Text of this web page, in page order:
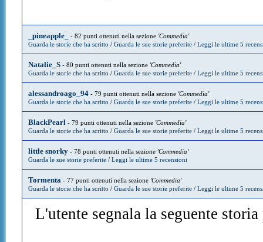
_pineapple_ - 82 punti ottenuti nella sezione 'Commedia'
Guarda le storie che ha scritto / Guarda le sue storie preferite/ Leggi le ultime 5
Natalie_S- 80 punti ottenuti nella sezione 'Commedia'
Guarda le storie che ha scritto / Guarda le sue storie preferite/ Leggi le ultime 5
alessandroago_94- 79 punti ottenuti nella sezione 'Commedia'
Guarda le storie che ha scritto / Guarda le sue storie preferite/ Leggi le ultime 5
BlackPearl - 79 punti ottenuti nella sezione 'Commedia'
Guarda le storie che ha scritto / Guarda le sue storie preferite/ Leggi le ultime 5
little snorky- 78 punti ottenuti nella sezione 'Commedia'
Guarda le sue storie preferite/ Leggi le ultime 5 recensioni
Tormenta - 77 punti ottenuti nella sezione 'Commedia'
Guarda le storie che ha scritto / Guarda le sue storie preferite/ Leggi le ultime 5
L'utente segnala la seguente